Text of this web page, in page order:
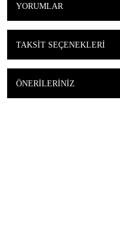
YORUMLAR
TAKSIT SEÇENEKLERI
ÖNERILERINIZ